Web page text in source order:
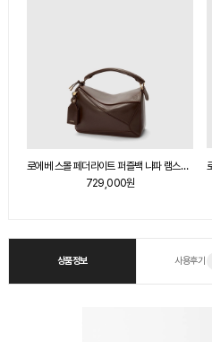
로에베 스몰 페더라이트 퍼즐백 나파 램스킨 번트 레드
729,000원
상품정보 사용후기